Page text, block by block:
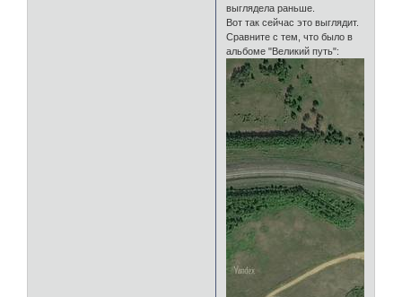
выглядела раньше.
Вот так сейчас это выглядит.
Сравните с тем, что было в
альбоме "Великий путь":